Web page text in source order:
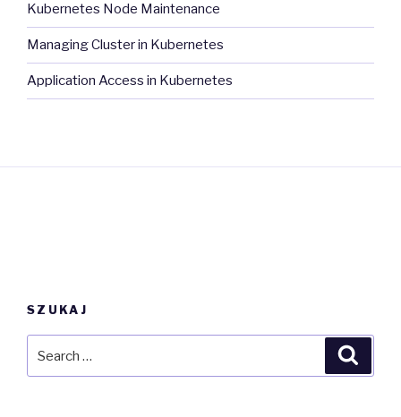
Kubernetes Node Maintenance
Managing Cluster in Kubernetes
Application Access in Kubernetes
SZUKAJ
for: